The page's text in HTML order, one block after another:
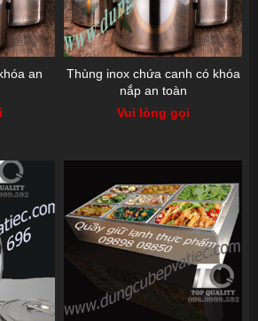
an
Thùng inox chứa canh có khóa
nắp an toàn
Vui lòng gọi